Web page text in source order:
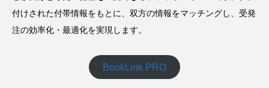
付けされた付帯情報をもとに、双方の情報をマッチングし、受発
注の効率化・最適化を実現します。
BookLink PRO